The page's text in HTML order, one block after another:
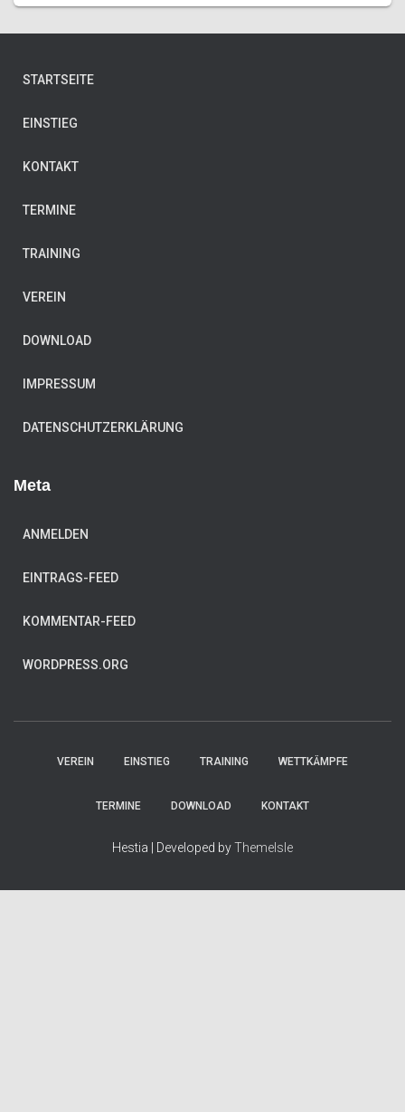
STARTSEITE
EINSTIEG
KONTAKT
TERMINE
TRAINING
VEREIN
DOWNLOAD
IMPRESSUM
DATENSCHUTZERKLÄRUNG
Meta
ANMELDEN
EINTRAGS-FEED
KOMMENTAR-FEED
WORDPRESS.ORG
VEREIN EINSTIEG TRAINING WETTKÄMPFE
TERMINE DOWNLOAD KONTAKT
Hestia | Developed byThemeIsle